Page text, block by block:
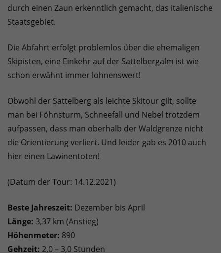
durch einen Zaun erkenntlich gemacht, das italienische
Staatsgebiet.
Die Abfahrt erfolgt problemlos über die ehemaligen
Skipisten, eine Einkehr auf der Sattelbergalm ist wie
schon erwähnt immer lohnenswert!
Obwohl der Sattelberg als leichte Skitour gilt, sollte
man bei Föhnsturm, Schneefall und Nebel trotzdem
aufpassen, dass man oberhalb der Waldgrenze nicht
die Orientierung verliert. Und leider gab es 2010 auch
hier einen Lawinentoten!
(Datum der Tour: 14.12.2021)
Beste Jahreszeit: Dezember bis April
Länge: 3,37 km (Anstieg)
Höhenmeter: 890
Gehzeit: 2,0 – 3,0 Stunden